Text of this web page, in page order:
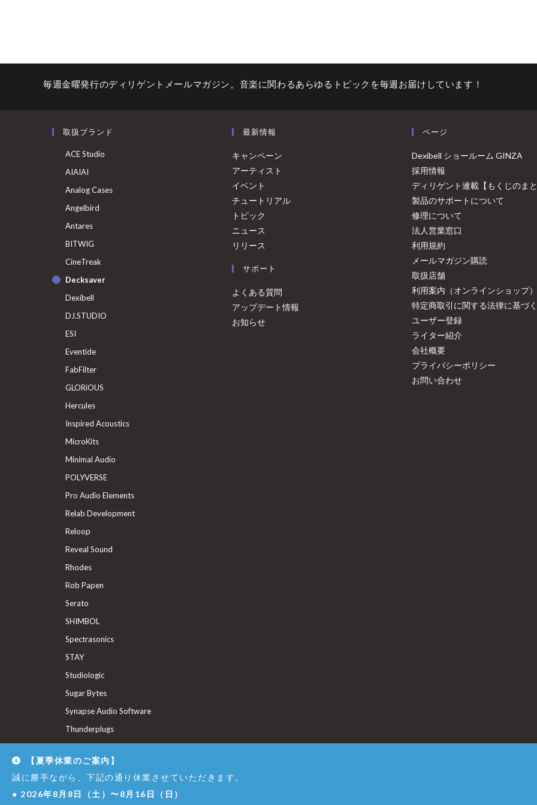
毎週金曜発行のディリゲントメールマガジン。音楽に関わるあらゆるトピックを毎週お届けしています！
取扱ブランド
ACE Studio
AIAIAI
Analog Cases
Angelbird
Antares
BITWIG
CineTreak
Decksaver
Dexibell
DJ.STUDIO
ESI
Eventide
FabFilter
GLORiOUS
Hercules
Inspired Acoustics
MicroKits
Minimal Audio
POLYVERSE
Pro Audio Elements
Relab Development
Reloop
Reveal Sound
Rhodes
Rob Papen
Serato
SHIMBOL
Spectrasonics
STAY
Studiologic
Sugar Bytes
Synapse Audio Software
Thunderplugs
U-He
Union Audio
Uncategorized
最新情報
キャンペーン
アーティスト
イベント
チュートリアル
トピック
ニュース
リリース
サポート
よくある質問
アップデート情報
お知らせ
ページ
Dexibell ショールーム GINZA
採用情報
ディリゲント連載【もくじのまと
製品のサポートについて
修理について
法人営業窓口
利用規約
メールマガジン購読
取扱店舗
利用案内（オンラインショップ）
特定商取引に関する法律に基づ
ユーザー登録
ライター紹介
会社概要
プライバシーポリシー
お問い合わせ
【夏季休業のご案内】
誠に勝手ながら、下記の通り休業させていただきます。
● 2026年8月8日（土）〜8月16日（日）